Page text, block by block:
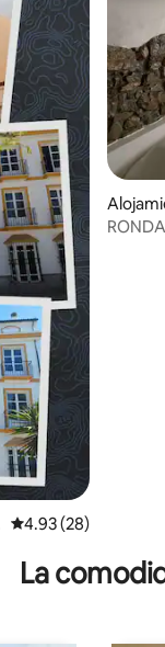
Calificación
4.93 (28)
La